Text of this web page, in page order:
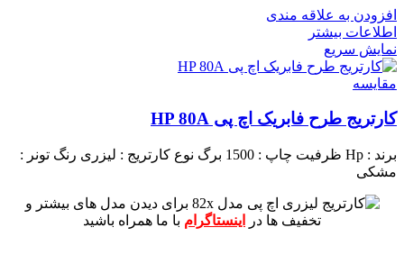
افزودن به علاقه مندی
اطلاعات بیشتر
نمایش سریع
مقايسه
کارتریج طرح فابریک اچ پی HP 80A
برند : Hp ظرفیت چاپ : 1500 برگ نوع کارتریج : لیزری رنگ تونر :
مشکی
برای دیدن مدل های بیشتر و
تخفیف ها در
اینستاگرام با ما همراه باشید